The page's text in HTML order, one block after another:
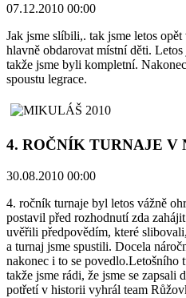
07.12.2010 00:00
Jak jsme slíbili,. tak jsme letos
hlavně obdarovat místní děti.
takže jsme byli kompletní.
spoustu legrace.
4. ROČNÍK TURNAJE V
30.08.2010 00:00
4. ročník turnaje byl letos vážně
postavil před rozhodnutí zda
uvěřili předpovědím, které
a turnaj jsme spustili. Docela
nakonec i to se povedlo.Letošního
takže jsme rádi, že jsme se zapsali
potřetí v historii vyhrál team